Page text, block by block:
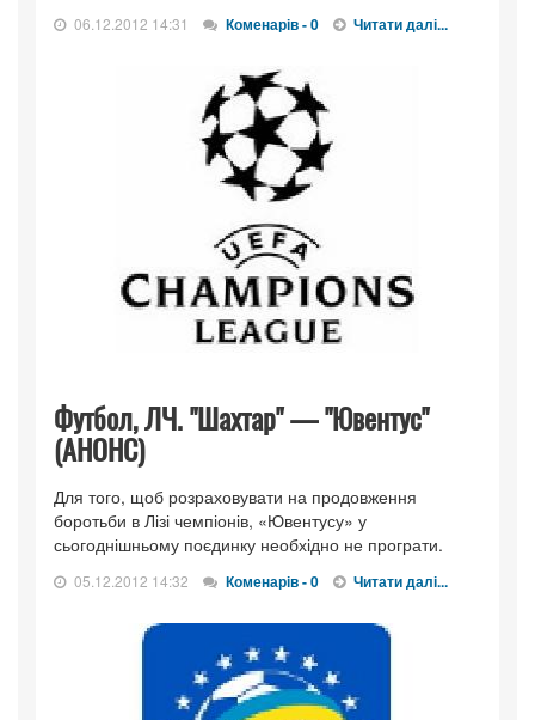
06.12.2012 14:31 Коменарів - 0 Читати далі...
Футбол, ЛЧ. "Шахтар" — "Ювентус"
(АНОНС)
Для того, щоб розраховувати на продовження
боротьби в Лізі чемпіонів, «Ювентусу» у
сьогоднішньому поєдинку необхідно не програти.
05.12.2012 14:32 Коменарів - 0 Читати далі...